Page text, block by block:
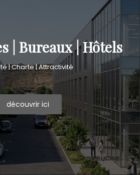
| Bureaux | Hôtels
| Charte | Attractivité
découvrir ici